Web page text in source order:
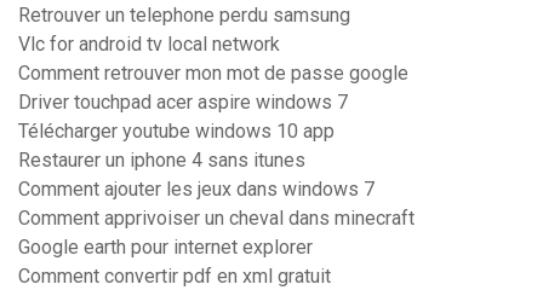
Retrouver un telephone perdu samsung
Vlc for android tv local network
Comment retrouver mon mot de passe google
Driver touchpad acer aspire windows 7
Télécharger youtube windows 10 app
Restaurer un iphone 4 sans itunes
Comment ajouter les jeux dans windows 7
Comment apprivoiser un cheval dans minecraft
Google earth pour internet explorer
Comment convertir pdf en xml gratuit